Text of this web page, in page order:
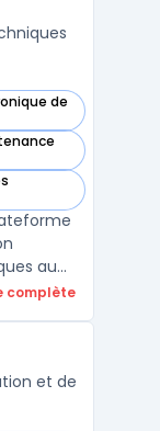
134
de
au
vie des
complète
et de